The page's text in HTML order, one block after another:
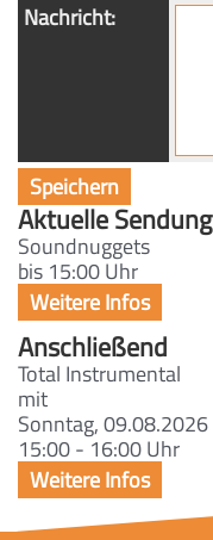
Nachricht:
Aktuelle Sendung
Soundnuggets
bis 15:00 Uhr
Anschließend
Total Instrumental
mit
Sonntag, 09.08.2026
15:00 - 16:00 Uhr